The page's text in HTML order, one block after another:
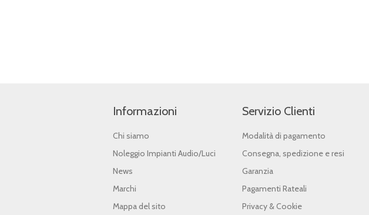
Informazioni
Chi siamo
Noleggio Impianti Audio/Luci
News
Marchi
Mappa del sito
Servizio Clienti
Modalità di pagamento
Consegna, spedizione e resi
Garanzia
Pagamenti Rateali
Privacy & Cookie